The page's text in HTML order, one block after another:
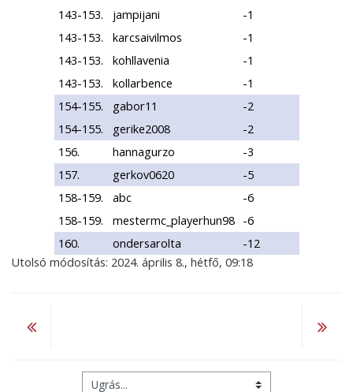
143-153.
jampijani
-1
143-153.
karcsaivilmos
-1
143-153.
kohllavenia
-1
143-153.
kollarbence
-1
154-155.
gabor11
-2
154-155.
gerike2008
-2
156.
hannagurzo
-3
157.
gerkov0620
-5
158-159.
abc
-6
158-159.
mestermc_playerhun98
-6
160.
ondersarolta
-12
Utolsó módosítás: 2024. április 8., hétfő, 09:18
Ugrás...